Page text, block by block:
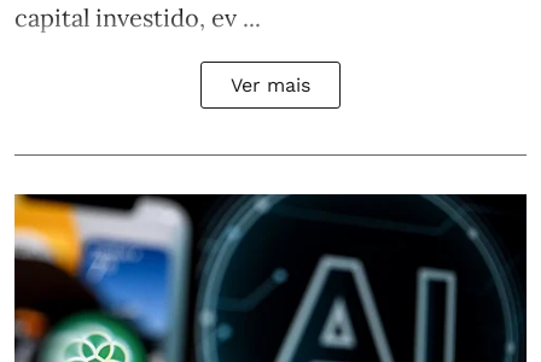
capital investido, ev ...
Ver mais